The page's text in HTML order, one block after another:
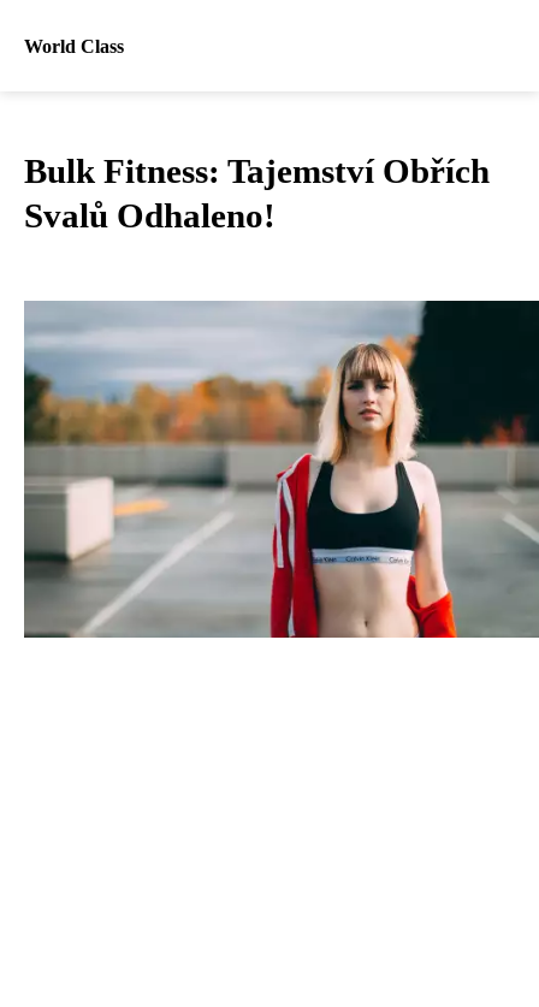
World Class
Bulk Fitness: Tajemství Obřích
Svalů Odhaleno!